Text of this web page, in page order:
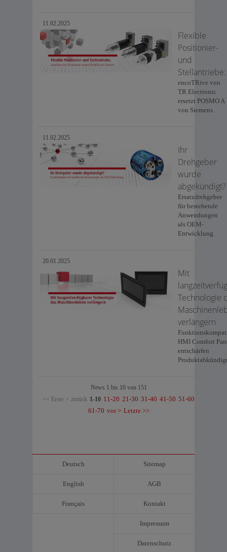
11.02.2025
Flexible
Positionier-
und
Stellantriebe:
encoTRive von
TR Electronic
ersetzt POSMO A
von Siemens.
11.02.2025
Ihr
Drehgeber
wurde
abgekündigt?
Ersatzdrehgeber
für bestehende
Anwendungen
als OEM-
Entwicklung.
20.01.2025
Mit
Technologie
verlängern
HMI Comfort
entschärfen
News 1 bis 10 von 151
<< Erste < zurück 1-10 11-20 21-30 31-40 41-50 51-60
61-70 vor > Letzte >>
Deutsch
English
Français
Sitemap
AGB
Kontakt
Impressum
Datenschutz